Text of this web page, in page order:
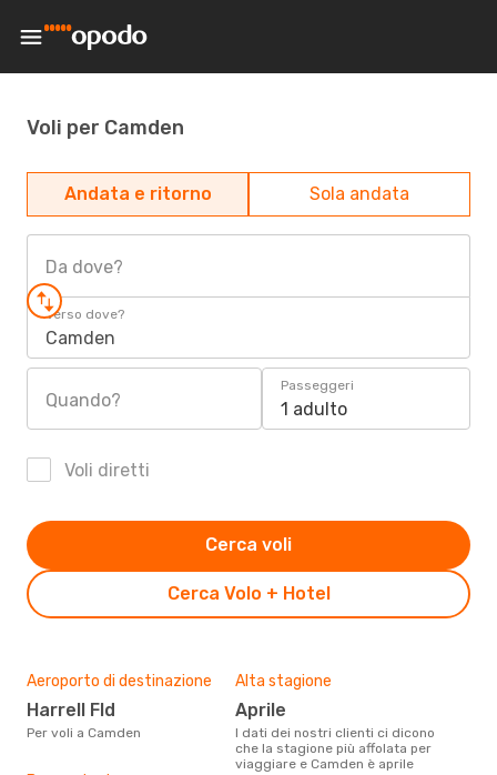
Voli per Camden
Andata e ritorno Sola andata
Da dove?
Verso dove?
Camden
Quando?
Passeggeri
1 adulto
Voli diretti
Cerca Volo + Hotel
Cerca voli
Aeroporto di destinazione
Harrell Fld
Per voli a Camden
Alta stagione
aprile
I dati dei nostri clienti ci dicono
che la stagione più affolata per
viaggiare e Camden è aprile